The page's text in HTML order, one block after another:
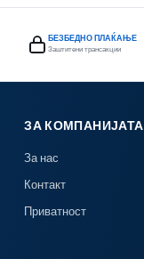
БЕЗБЕДНО ПЛАЌАЊЕ
Заштитени трансакции
ЗА КОМПАНИЈАТА
За нас
Контакт
Приватност